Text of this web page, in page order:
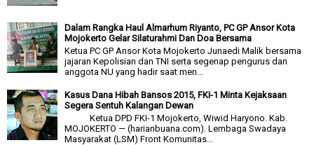
Dalam Rangka Haul Almarhum Riyanto, PC GP Ansor Kota
Mojokerto Gelar Silaturahmi Dan Doa Bersama
Ketua PC GP Ansor Kota Mojokerto Junaedi Malik bersama
jajaran Kepolisian dan TNI serta segenap pengurus dan
anggota NU yang hadir saat men...
Kasus Dana Hibah Bansos 2015, FKI-1 Minta Kejaksaan
Segera Sentuh Kalangan Dewan
Ketua DPD FKI-1 Mojokerto, Wiwid Haryono. Kab.
MOJOKERTO — (harianbuana.com). Lembaga Swadaya
Masyarakat (LSM) Front Komunitas...